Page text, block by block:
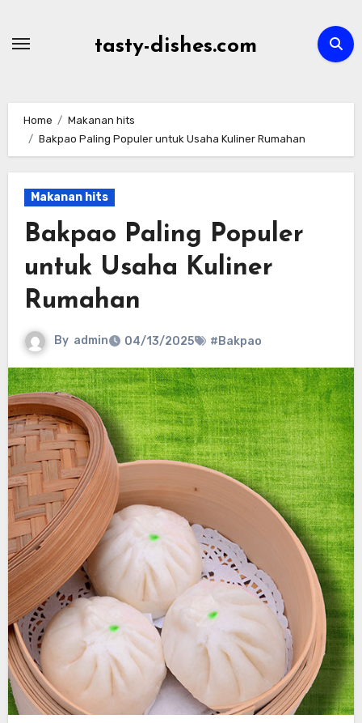
tasty-dishes.com
Home
Makanan hits
Bakpao Paling Populer untuk Usaha Kuliner Rumahan
Makanan hits
Bakpao Paling Populer
untuk Usaha Kuliner
Rumahan
By admin 04/13/2025 #Bakpao